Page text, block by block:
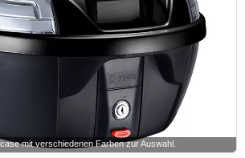
mit verschiedenen Farben zur Auswahl.